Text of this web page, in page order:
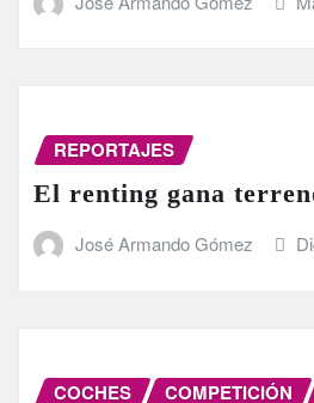
REPORTAJES
El renting gana
José Armando Gómez
COCHES COMPETICIÓN